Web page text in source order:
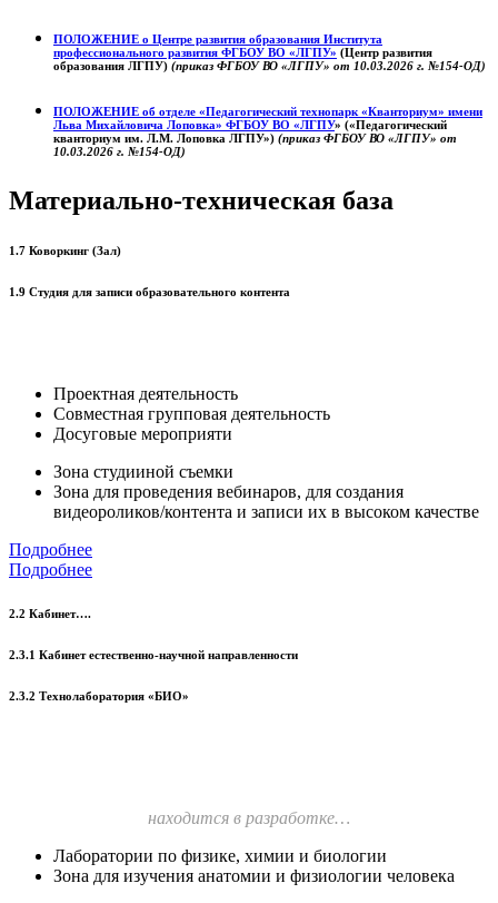
ПОЛОЖЕНИЕ о Центре развития образования Института
профессионального развития ФГБОУ ВО «ЛГПУ» (Центр развития
образования ЛГПУ) (приказ ФГБОУ ВО «ЛГПУ» от 10.03.2026 г. №154-ОД)
ПОЛОЖЕНИЕ об отделе «Педагогический технопарк «Кванториум» имени
Льва Михайловича Лоповка» ФГБОУ ВО «ЛГПУ» («Педагогический
кванториум им. Л.М. Лоповка ЛГПУ») (приказ ФГБОУ ВО «ЛГПУ» от
10.03.2026 г. №154-ОД)
Материально-техническая база
1.7 Коворкинг (Зал)
1.9 Студия для записи образовательного контента
Проектная деятельность
Совместная групповая деятельность
Досуговые мероприяти
Зона студииной съемки
Зона для проведения вебинаров, для создания
видеороликов/контента и записи их в высоком качестве
Подробнее
Подробнее
2.2 Кабинет….
2.3.1 Кабинет естественно-научной направленности
2.3.2 Технолаборатория «БИО»
находится в разработке…
Лаборатории по физике, химии и биологии
Зона для изучения анатомии и физиологии человека